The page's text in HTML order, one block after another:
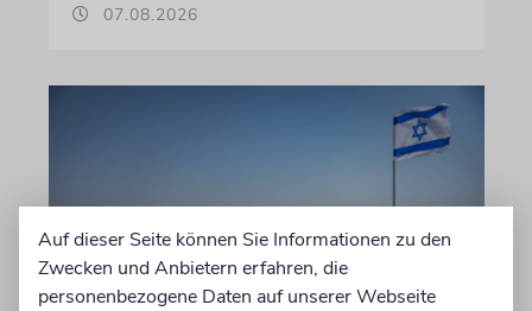
07.08.2026
Auf dieser Seite können Sie Informationen zu den
Zwecken und Anbietern erfahren, die
personenbezogene Daten auf unserer Webseite